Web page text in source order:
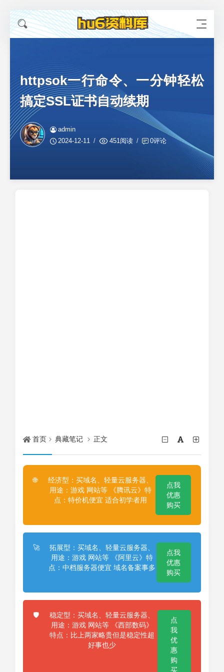
httpsok一行命令、一分钟轻松
搞定SSL证书自动续期
admin
2024-12-11
451阅读 0评论
首页 典藏笔记 正文
🌐
经济型：买域名、轻量云服务器、
用途：游戏 网站等 《腾讯云》特
点：特价机便宜 适合初学者用
点我
优惠
购买
🚀
拓展型：买域名、轻量云服务器、
用途：游戏 网站等 《阿里云》特
点：中档服务器便宜 域名备案事多
点我
优惠
购买
🛡️
稳定型：买域名、轻量云服务器、
用途：游戏 网站等 《西部数码》
特点：比上两家略贵但是稳定性超
好事也少
点
我
优
惠
购
买